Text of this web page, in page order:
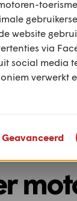
en
met stukje
website
via
social media
verwerkt
Geavanceerd